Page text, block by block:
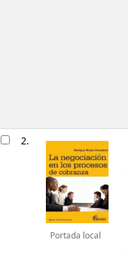
2.
Portada local